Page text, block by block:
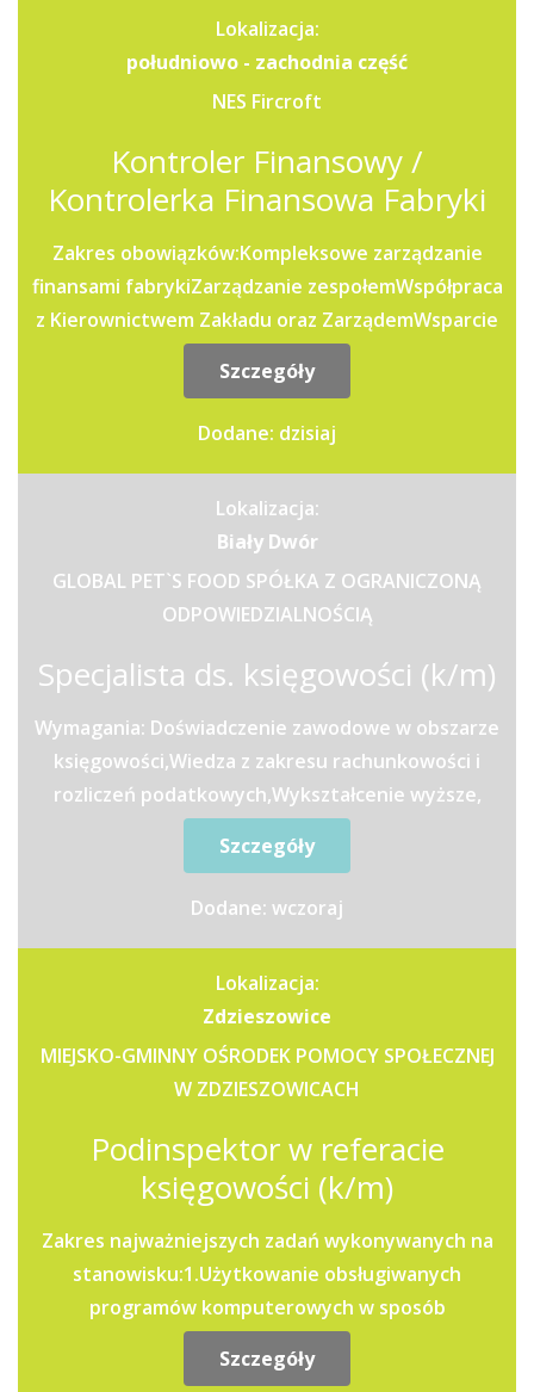
Lokalizacja:
południowo - zachodnia część
NES Fircroft
Kontroler Finansowy /
Kontrolerka Finansowa Fabryki
Zakres obowiązków:Kompleksowe zarządzanie
finansami fabrykiZarządzanie zespołemWspółpraca
z Kierownictwem Zakładu oraz ZarządemWsparcie
Szczegóły
Dodane: dzisiaj
Lokalizacja:
Biały Dwór
GLOBAL PET`S FOOD SPÓŁKA Z OGRANICZONĄ
ODPOWIEDZIALNOŚCIĄ
Specjalista ds. księgowości (k/m)
Wymagania: Doświadczenie zawodowe w obszarze
księgowości,Wiedza z zakresu rachunkowości i
rozliczeń podatkowych,Wykształcenie wyższe,
Szczegóły
Dodane: wczoraj
Lokalizacja:
Zdzieszowice
MIEJSKO-GMINNY OŚRODEK POMOCY SPOŁECZNEJ
W ZDZIESZOWICACH
Podinspektor w referacie
księgowości (k/m)
Zakres najważniejszych zadań wykonywanych na
stanowisku:1.Użytkowanie obsługiwanych
programów komputerowych w sposób
zapewniający: .właściwy przebieg...
Szczegóły